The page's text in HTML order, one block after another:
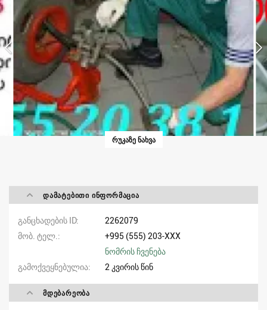
ᲠᲣᲙᲐᲖᲔ ᲜᲐᲮᲕᲐ
ᲓᲐᲛᲐᲢᲔᲑᲘᲗᲘ ᲘᲜᲤᲝᲠᲛᲐᲪᲘᲐ
განცხადების ID
2262079
მობ. ტელ.
+995 (555) 203-XXX
ნომრის ჩვენება
გამოქვეყნებულია
2 კვირის წინ
ᲛᲓᲔᲑᲐᲠᲔᲝᲑᲐ